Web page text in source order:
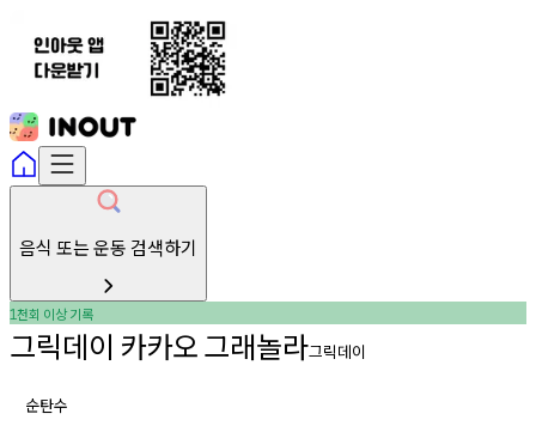
음식 또는 운동 검색하기
1천회 이상기록
그릭데이 카카오그래놀라그릭데이
순탄수